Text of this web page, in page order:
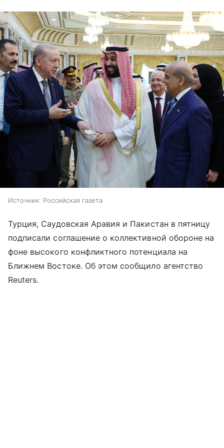
Источник: Российская газета
Турция, Саудовская Аравия и Пакистан в пятницу
подписали соглашение о коллективной обороне на
фоне высокого конфликтного потенциала на
Ближнем Востоке. Об этом сообщило агентство
Reuters.